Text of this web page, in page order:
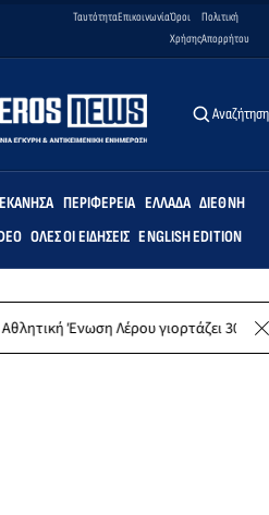
ΤαυτότηταΕπικοινωνίαΌροι
Χρήσης
Πολιτική
Απορρήτου
Αναζήτηση
ΠΕΡΙΦΈΡΕΙΑ ΕΛΛΆΔΑ ΔΙΕΘΝΉ
ΌΛΕΣ ΟΙ ΕΙΔΉΣΕΙΣ ENGLISH EDITION
Ένωση Λέρου γιορτάζει 30 χρόνια